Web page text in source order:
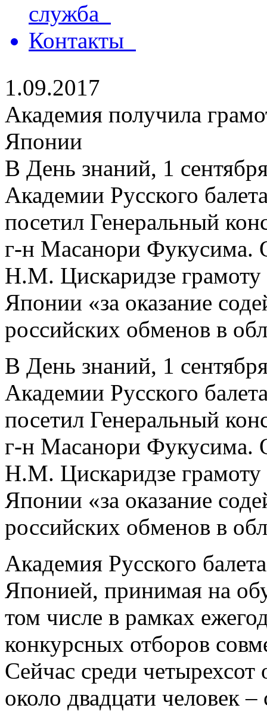
служба
Контакты
1.09.2017
Академия получила
Японии
В День знаний, 1
Академии Русского
посетил Генеральный
г-н Масанори Фукусима.
Н.М. Цискаридзе
Японии «за оказание
российских обменов в
В День знаний, 1
Академии Русского
посетил Генеральный
г-н Масанори Фукусима.
Н.М. Цискаридзе
Японии «за оказание
российских обменов в
Академия Русского
Японией, принимая на
том числе в рамках
конкурсных отборов
Сейчас среди
около двадцати человек